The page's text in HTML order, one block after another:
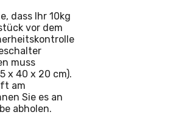
dass Ihr 10kg
vor dem
muss
x 40 x 20 cm).
am
Sie es an
abholen.